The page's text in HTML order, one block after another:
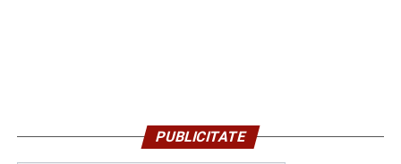
PUBLICITATE